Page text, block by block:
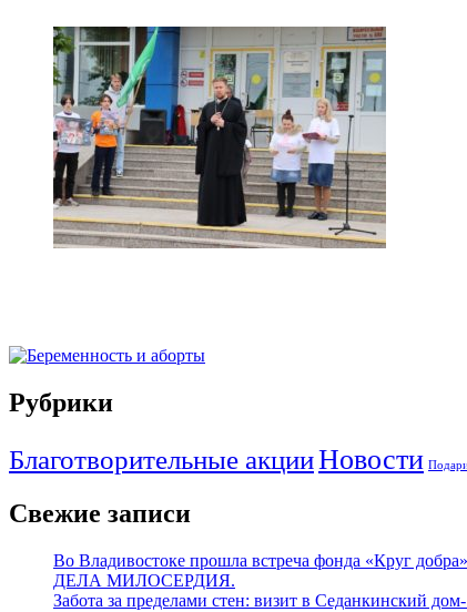
Рубрики
Благотворительные акцииНовости
Свежие записи
Во Владивостоке прошла встреча фонда «Круг
ДЕЛА МИЛОСЕРДИЯ.
Забота за пределами стен: визит в Седанкинский